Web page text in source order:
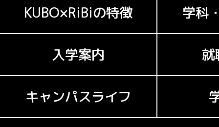
KUBO×RiBiの特徴 学科
入学案内
キャンパスライフ